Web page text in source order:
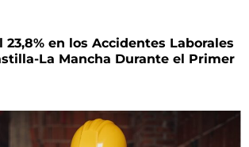
en los Accidentes Laborales
La Mancha Durante el Primer